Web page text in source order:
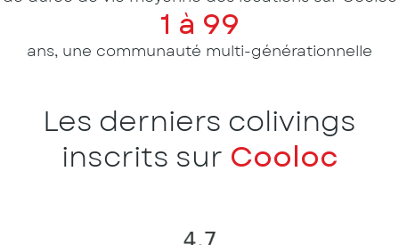
1 à 99
ans, une communauté multi-générationnelle
Les derniers colivings
inscrits sur Cooloc